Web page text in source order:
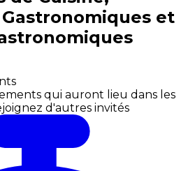
et
qui auront lieu dans les
d'autres invités